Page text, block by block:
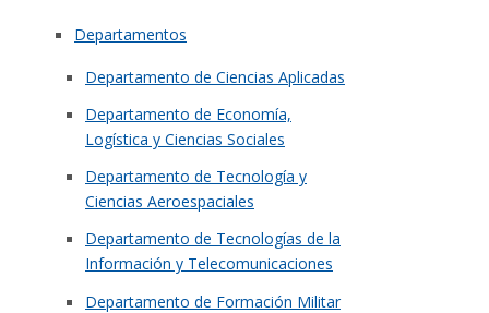
Departamentos
Departamento de Ciencias Aplicadas
Departamento de Economía,
Logística y Ciencias Sociales
Departamento de Tecnología y
Ciencias Aeroespaciales
Departamento de Tecnologías de la
Información y Telecomunicaciones
Departamento de Formación Militar